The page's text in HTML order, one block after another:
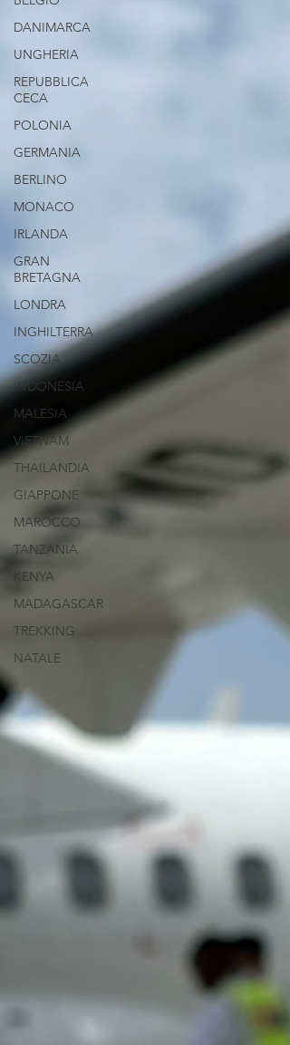
DANIMARCA
UNGHERIA
REPUBBLICA
CECA
POLONIA
GERMANIA
BERLINO
MONACO
IRLANDA
GRAN
BRETAGNA
LONDRA
INGHILTERRA
SCOZIA
INDONESIA
MALESIA
VIETNAM
THAILANDIA
GIAPPONE
MAROCCO
TANZANIA
KENYA
MADAGASCAR
TREKKING
NATALE